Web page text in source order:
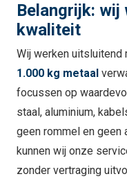
Belangrijk: wij
kwaliteit
Wij werken uitsluitend
1.000 kg metaal
focussen op
staal, aluminium,
geen rommel en
kunnen wij onze
zonder vertraging